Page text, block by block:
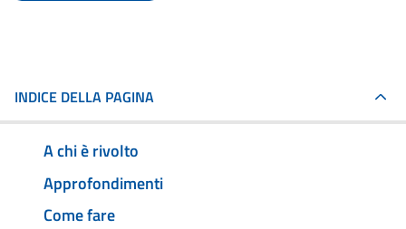
INDICE DELLA PAGINA
A chi è rivolto
Approfondimenti
Come fare